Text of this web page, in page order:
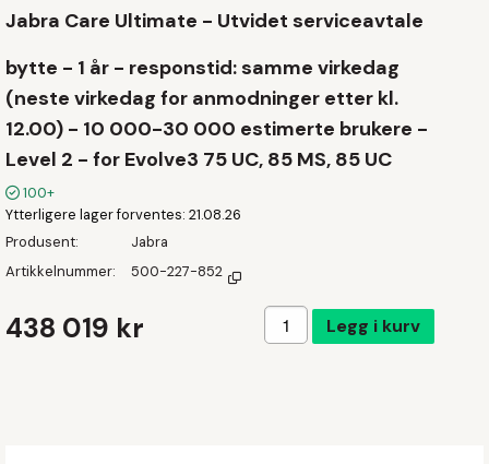
Jabra Care Ultimate - Utvidet serviceavtale
bytte - 1 år - responstid: samme virkedag
(neste virkedag for anmodninger etter kl.
12.00) - 10 000-30 000 estimerte brukere -
Level 2 - for Evolve3 75 UC, 85 MS, 85 UC
100+
Ytterligere lager forventes 21.08.26
Produsent
Jabra
Artikkelnummer
500-227-852
438 019 kr Legg i handlekurven
Legg i kurv